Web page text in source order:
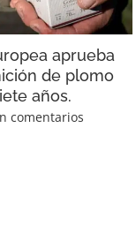
aprueba
de plomo
años.
comentarios